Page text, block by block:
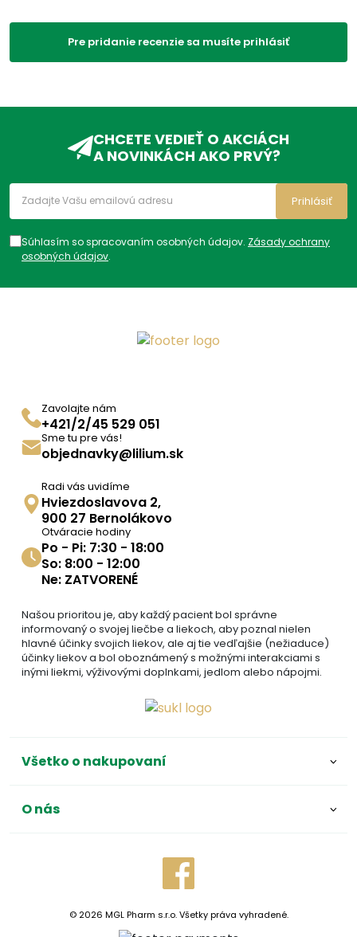
Pre pridanie recenzie sa musíte prihlásiť
CHCETE VEDIEŤ O AKCIÁCH
A NOVINKÁCH AKO PRVÝ?
Súhlasím so spracovaním osobných údajov. Zásady ochrany
osobných údajov.
Prihlásiť
Zavolajte nám
+421/2/45 529 051
Sme tu pre vás!
objednavky@lilium.sk
Radi vás uvidíme
Hviezdoslavova 2,
900 27 Bernolákovo
Otváracie hodiny
Po - Pi: 7:30 - 18:00
So: 8:00 - 12:00
Ne: ZATVORENÉ
Našou prioritou je, aby každý pacient bol správne
informovaný o svojej liečbe a liekoch, aby poznal nielen
hlavné účinky svojich liekov, ale aj tie vedľajšie (nežiaduce)
účinky liekov a bol oboznámený s možnými interakciami s
inými liekmi, výživovými doplnkami, jedlom alebo nápojmi.
Všetko o nakupovaní
O nás
© 2026 MGL Pharm s.r.o. Všetky práva vyhradené.